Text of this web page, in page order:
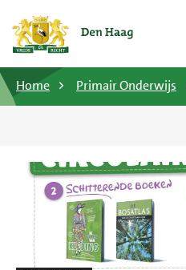
Home Primair Onderwijs